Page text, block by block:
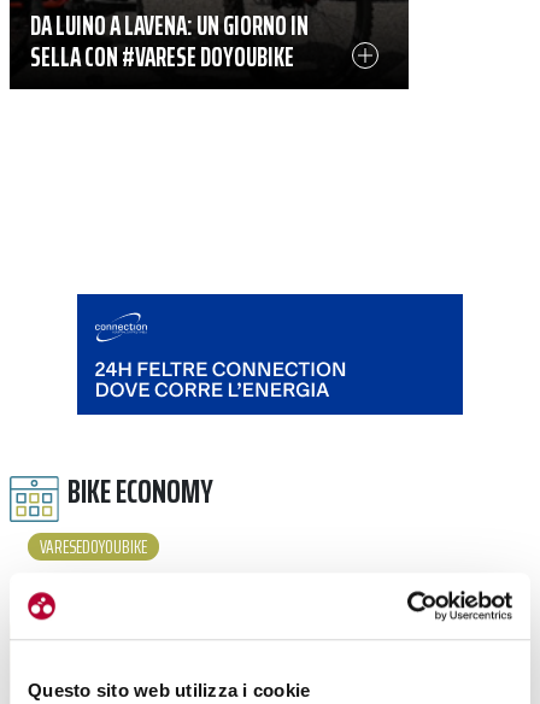
Questo sito web utilizza i cookie
DA LUINO A LAVENA: UN GIORNO IN
SELLA CON #VARESE DOYOUBIKE
BIKE ECONOMY
VARESEDOYOUBIKE
LEGGI TUTTI GLI ARTICOLI